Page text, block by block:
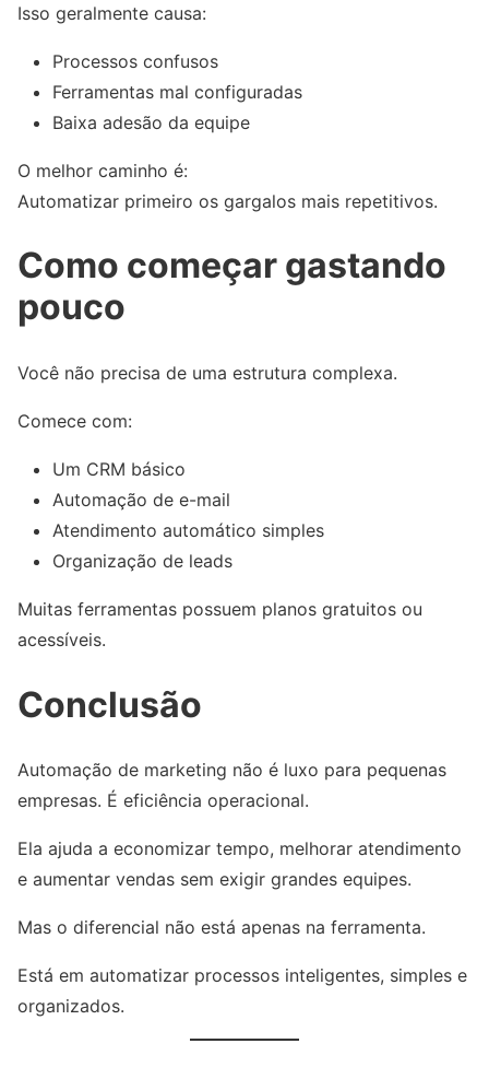
Isso geralmente causa:
Processos confusos
Ferramentas mal configuradas
Baixa adesão da equipe
O melhor caminho é:
Automatizar primeiro os gargalos mais repetitivos.
Como começar gastando
pouco
Você não precisa de uma estrutura complexa.
Comece com:
Um CRM básico
Automação de e-mail
Atendimento automático simples
Organização de leads
Muitas ferramentas possuem planos gratuitos ou
acessíveis.
Conclusão
Automação de marketing não é luxo para pequenas
empresas. É eficiência operacional.
Ela ajuda a economizar tempo, melhorar atendimento
e aumentar vendas sem exigir grandes equipes.
Mas o diferencial não está apenas na ferramenta.
Está em automatizar processos inteligentes, simples e
organizados.